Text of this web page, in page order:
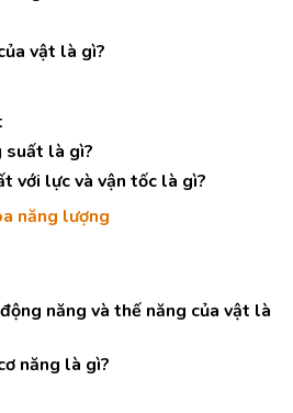
vật là gì?
suất là gì?
với lực và vận tốc là gì?
năng lượng
năng và thế năng của vật là
năng là gì?